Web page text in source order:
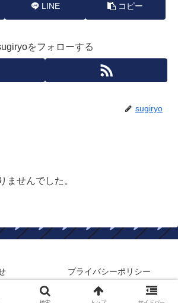
LINE コピー
をフォローする
sugiryo
ませんでした。
プライバシーポリシー
翼たたかえドリームチーム考察ブログ.